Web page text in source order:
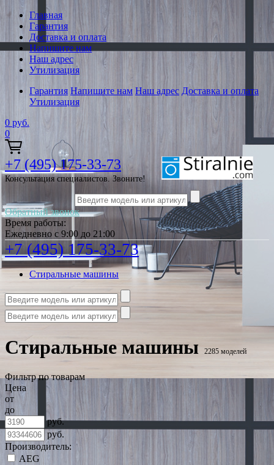
Главная
Гарантия
Доставка и оплата
Напишите нам
Наш адрес
Утилизация
Гарантия Напишите нам Наш адрес Доставка и оплата
Утилизация
0 руб.
0
+7 (495) 175-33-73
Консультация специалистов. Звоните!
Обратный звонок
Время работы:
Ежедневно с 9:00 до 21:00
+7 (495) 175-33-73
Стиральные машины
Стиральные машины 2285 моделей
Фильтр по товарам
Цена
от
до
руб.
руб.
Производитель:
AEG